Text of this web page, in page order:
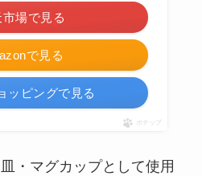
で見る
市場で見る
ッピングで見る
ポチップ
・マグカップとして使用